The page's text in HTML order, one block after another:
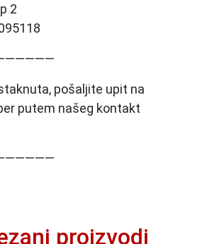
2
pošaljite upit na
putem našeg kontakt
proizvodi